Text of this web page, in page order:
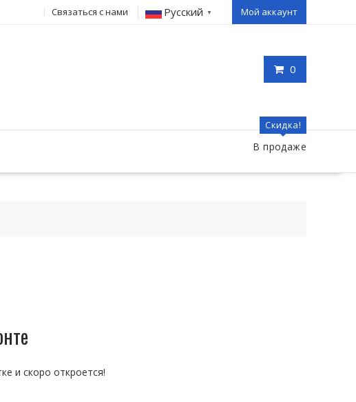
Связаться с нами Русский ▼ Мой аккаунт
0
Скидка!
В продаже
и скоро откроется!